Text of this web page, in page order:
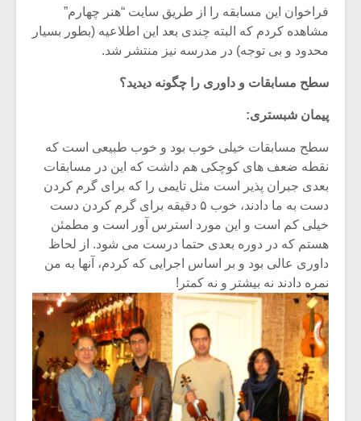
فراخوان این مسابقه را از طریق سایت “هنر چهارم”
مشاهده کردم که البته چندی بعد این اطلاعیه (بطور بسیار
محدود و بی توجه) در مدرسه نیز منتشر شد.
سطح مسابقات و داوری را چگونه دیدید؟
پیمان شبستری:
سطح مسابقات خیلی خوب بود و خوب طبیعی است که
نقطه ضعف های کوچکی هم داشت که این در مسابقات
بعدی جبران پذیر است مثل تایمی را که برای گرم کردن
دست به ما دادند، خوب ۵ دقیقه برای گرم کردن دست
خیلی کم است و این مورد استرس آور است و مطمئن
هستم که در دوره بعدی حتما درست می شود. از لحاظ
داوری عالی بود و بر اساس اجرایی که کردم، آنها به من
نمره دادند نه بیشتر و نه کمتر!